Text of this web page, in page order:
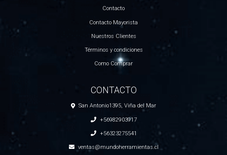
Contacto
Contacto Mayorista
Nuestros Clientes
Términos y condiciones
Como Comprar
CONTACTO
San Antonio1395, Viña del Mar
+56982903917
+56323275541
ventas@mundoherramientas.cl